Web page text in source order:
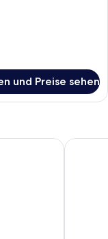
und Preise sehen
Hotel